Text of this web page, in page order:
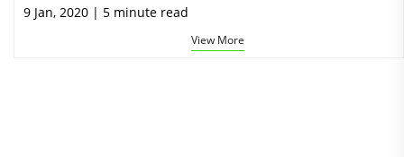
9 Jan, 2020 | 5 minute read
View More